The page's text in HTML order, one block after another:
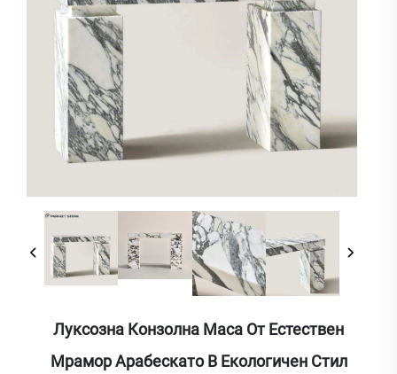
Луксозна Конзолна Маса От Естествен
Мрамор Арабескато В Екологичен Стил